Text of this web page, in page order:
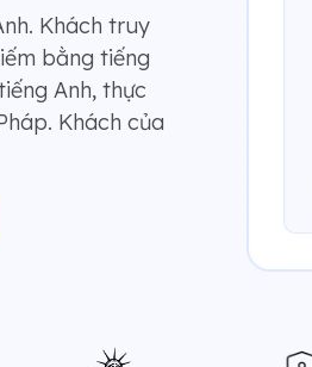
Khách truy
bằng tiếng
Anh, thực
Khách của